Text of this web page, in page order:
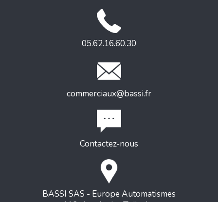
05.62.16.60.30
commerciaux@bassi.fr
Contactez-nous
BASSI SAS - Europe Automatismes